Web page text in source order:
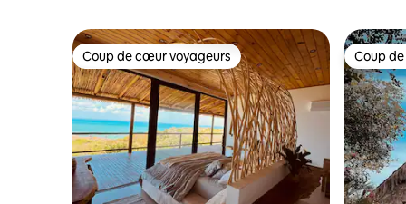
Coup de cœur voyageurs
Coup de cœur voyageurs Coup
Coup